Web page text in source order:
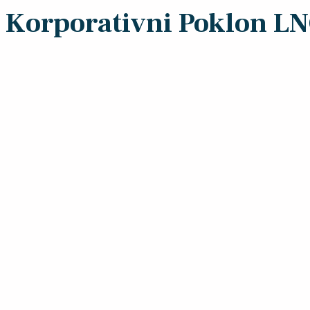
Korporativni Poklon